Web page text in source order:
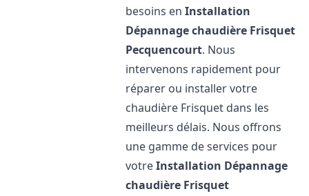
besoins enInstallation
Dépannage chaudière Frisquet
Pecquencourt. Nous
intervenons rapidement pour
réparer ou installer votre
chaudière Frisquet dans les
meilleurs délais. Nous offrons
une gamme de services pour
votreInstallation Dépannage
chaudière Frisquet